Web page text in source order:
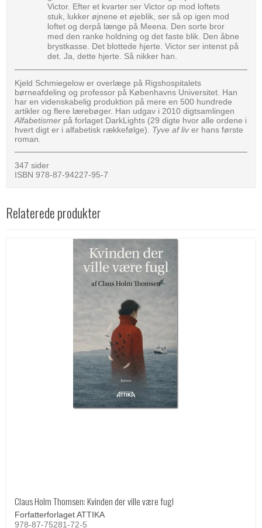
Victor. Efter et kvarter ser Victor op mod loftets
stuk, lukker øjnene et øjeblik, ser så op igen mod
loftet og derpå længe på Meena. Den sorte bror
med den ranke holdning og det faste blik. Den åbne
brystkasse. Det blottede hjerte. Victor ser intenst på
det. Ja, dette hjerte. Så nikker han.
Kjeld Schmiegelow er overlæge på Rigshospitalets
børneafdeling og professor på Københavns Universitet. Han
har en videnskabelig produktion på mere en 500 hundrede
artikler og flere lærebøger. Han udgav i 2010 digtsamlingen
Alfabetismer på forlaget DarkLights (29 digte hvor alle ordene i
hvert digt er i alfabetisk rækkefølge). Tyve af liver hans første
roman.
347 sider
ISBN 978-87-94227-95-7
Relaterede produkter
Claus Holm Thomsen: Kvinden der ville være fugl
Forfatterforlaget ATTIKA
978-87-75281-72-5